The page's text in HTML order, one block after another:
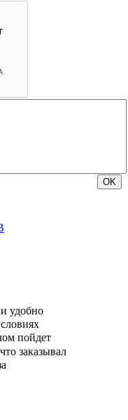
удобно
пойдет
заказывал